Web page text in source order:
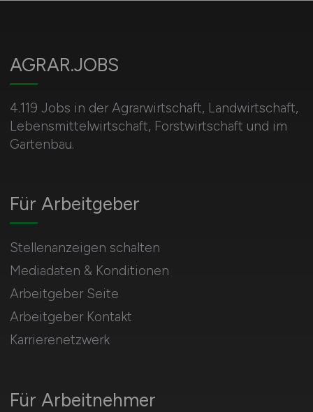
AGRAR.JOBS
4.119 Jobs in der Agrarwirtschaft, Landwirtschaft,
Lebensmittelwirtschaft, Forstwirtschaft und im
Gartenbau.
Für Arbeitnehmer
Für Arbeitgeber
Stellenanzeigen schalten
Mediadaten & Konditionen
Arbeitgeber Seite
Arbeitgeber Kontakt
Karrierenetzwerk